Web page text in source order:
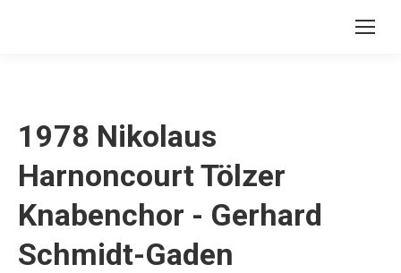
1978 Nikolaus
Harnoncourt Tölzer
Knabenchor - Gerhard
Schmidt-Gaden